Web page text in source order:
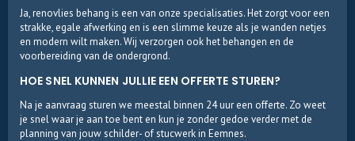
Ja, renovlies behang is een van onze specialisaties. Het zorgt voor een
strakke, egale afwerking en is een slimme keuze als je wanden netjes
en modern wilt maken. Wij verzorgen ook het behangen en de
voorbereiding van de ondergrond.
HOE SNEL KUNNEN JULLIE EEN OFFERTE STUREN?
Na je aanvraag sturen we meestal binnen 24 uur een offerte. Zo weet
je snel waar je aan toe bent en kun je zonder gedoe verder met de
planning van jouw schilder- of stucwerk in Eemnes.